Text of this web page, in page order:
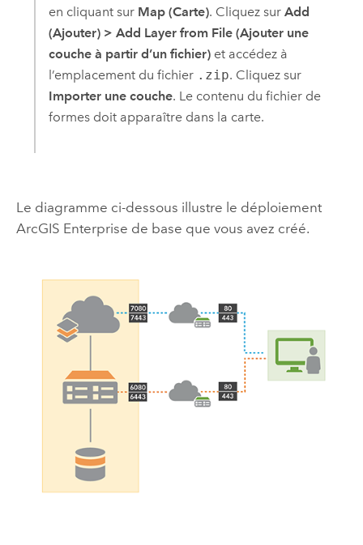
en cliquant sur Map (Carte). Cliquez sur Add
(Ajouter) > Add Layer from File (Ajouter une
couche à partir d’un fichier)et accédez à
l’emplacement du fichier .zip. Cliquez sur
Importer une couche. Le contenu du fichier de
formes doit apparaître dans la carte.
Le diagramme ci-dessous illustre le déploiement
ArcGIS Enterprise de base que vous avez créé.